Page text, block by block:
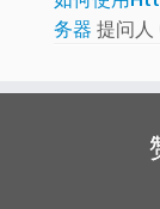
务器 提问人